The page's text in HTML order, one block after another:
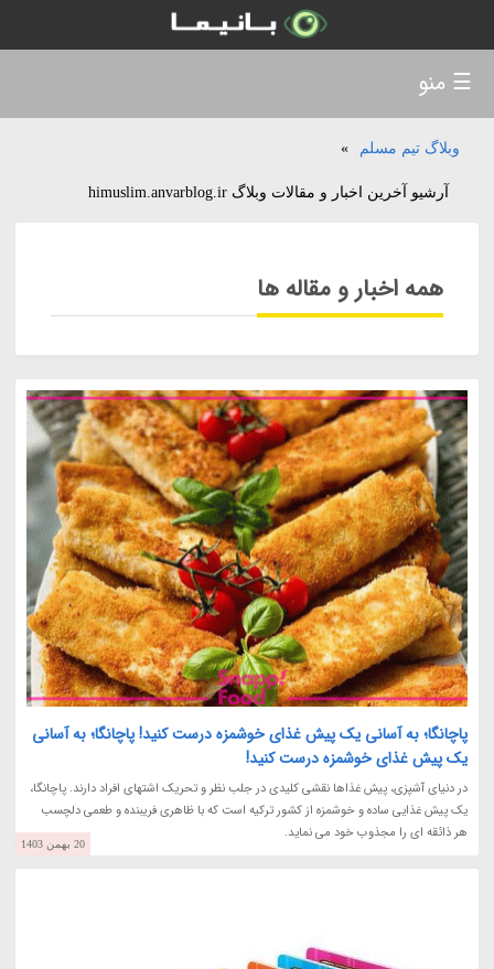
وبلاگ تیم مسلم »
آرشیو آخرین اخبار و مقالات وبلاگ himuslim.anvarblog.ir
همه اخبار و مقاله ها
پاچانگا؛ به آسانی یک پیش غذای خوشمزه درست کنید! پاچانگا؛ به آسانی
یک پیش غذای خوشمزه درست کنید!
در دنیای آشپزی، پیش غذاها نقشی کلیدی در جلب نظر و تحریک اشتهای افراد دارند. پاچانگا،
یک پیش غذایی ساده و خوشمزه از کشور ترکیه است که با ظاهری فریبنده و طعمی دلچسب
هر ذائقه ای را مجذوب خود می نماید.
20 بهمن 1403
☰ منو